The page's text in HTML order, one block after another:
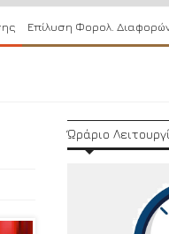
Επίλυση Φορολ.
Ώράριο